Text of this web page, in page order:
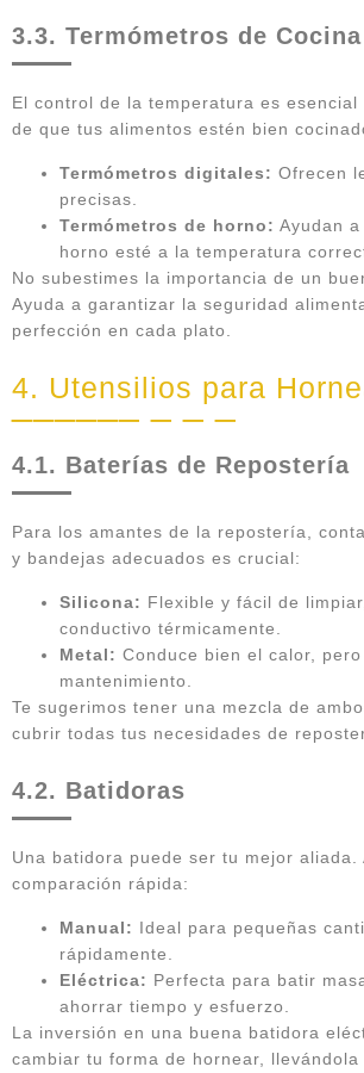
3.3. Termómetros de Cocina
El control de la temperatura es esencial
de que tus alimentos estén bien
Termómetros digitales: Ofrecen
precisas.
Termómetros de horno: Ayudan
horno esté a la temperatura
No subestimes la importancia de un
Ayuda a garantizar la seguridad
perfección en cada plato.
4. Utensilios para
4.1. Baterías de Repostería
Para los amantes de la repostería,
y bandejas adecuados es crucial:
Silicona: Flexible y fácil de
conductivo térmicamente.
Metal: Conduce bien el calor,
mantenimiento.
Te sugerimos tener una mezcla de
cubrir todas tus necesidades de
4.2. Batidoras
Una batidora puede ser tu mejor aliada.
comparación rápida:
Manual: Ideal para pequeñas
rápidamente.
Eléctrica: Perfecta para batir
ahorrar tiempo y esfuerzo.
La inversión en una buena batidora
cambiar tu forma de hornear,